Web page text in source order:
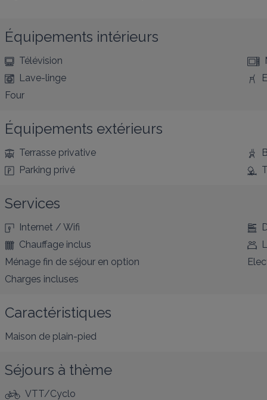
Équipements intérieurs
Télévision
Lave-linge
Four
Équipements extérieurs
Terrasse privative
Parking privé
Services
Internet / Wifi
Chauffage inclus
Ménage fin de séjour en option
Charges incluses
Caractéristiques
Maison de plain-pied
Séjours à thème
VTT/Cyclo